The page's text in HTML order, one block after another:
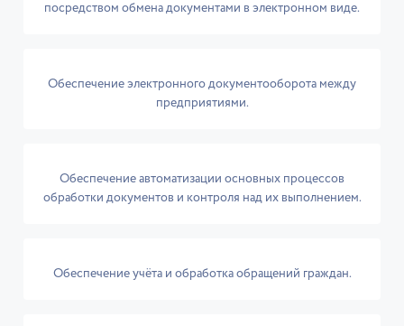
посредством обмена документами в электронном виде.
Обеспечение электронного документооборота между
предприятиями.
Обеспечение автоматизации основных процессов
обработки документов и контроля над их выполнением.
Обеспечение учёта и обработка обращений граждан.